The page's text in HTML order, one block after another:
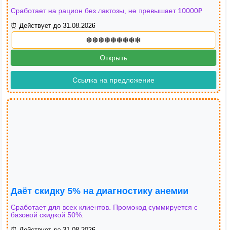
Сработает на рацион без лактозы, не превышает 10000₽
⏰ Действует до 31.08.2026
Открыть
Ссылка на предложение
Даёт скидку 5% на диагностику анемии
Сработает для всех клиентов. Промокод суммируется с
базовой скидкой 50%.